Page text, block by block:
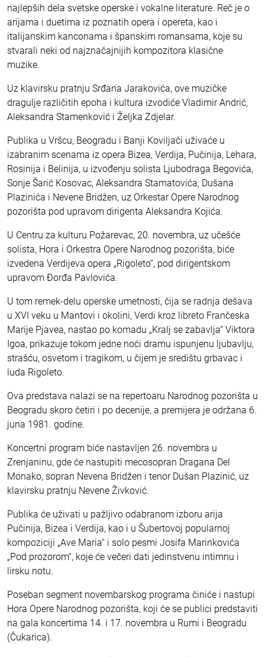
najlepših dela svetske operske i vokalne literature. Reč je o
arijama i duetima iz poznatih opera i opereta, kao i
italijanskim kanconama i španskim romansama, koje su
stvarali neki od najznačajnijih kompozitora klasične
muzike.
Uz klavirsku pratnju Srđana Jarakovića, ove muzičke
dragulje različitih epoha i kultura izvodiće Vladimir Andrić,
Aleksandra Stamenković i Željka Zdjelar.
Publika u Vršcu, Beogradu i Banji Koviljači uživaće u
izabranim scenama iz opera Bizea, Verdija, Pučinija, Lehara,
Rosinija i Belinija, u izvođenju solista Ljubodraga Begovića,
Sonje Šarić Kosovac, Aleksandra Stamatovića, Dušana
Plazinića i Nevene Bridžen, uz Orkestar Opere Narodnog
pozorišta pod upravom dirigenta Aleksandra Kojića.
U Centru za kulturu Požarevac, 20. novembra, uz učešće
solista, Hora i Orkestra Opere Narodnog pozorišta, biće
izvedena Verdijeva opera „Rigoleto“, pod dirigentskom
upravom Đorđa Pavlovića.
U tom remek-delu operske umetnosti, čija se radnja dešava
u XVI veku u Mantovi i okolini, Verdi kroz libreto Frančeska
Marije Pjavea, nastao po komadu „Kralj se zabavlja“ Viktora
Igoa, prikazuje tokom jedne noći dramu ispunjenu ljubavlju,
strašću, osvetom i tragikom, u čijem je središtu grbavac i
luda Rigoleto.
Ova predstava nalazi se na repertoaru Narodnog pozorišta u
Beogradu skoro četiri i po decenije, a premijera je održana 6.
juna 1981. godine.
Koncertni program biće nastavljen 26. novembra u
Zrenjaninu, gde će nastupiti mecosopran Dragana Del
Monako, sopran Nevena Bridžen i tenor Dušan Plazinić, uz
klavirsku pratnju Nevene Živković.
Publika će uživati u pažljivo odabranom izboru arija
Pučinija, Bizea i Verdija, kao i u Šubertovoj popularnoj
kompoziciji „Ave Maria“ i solo pesmi Josifa Marinkovića
„Pod prozorom“, koje će večeri dati jedinstvenu intimnu i
lirsku notu.
Poseban segment novembarskog programa činiće i nastupi
Hora Opere Narodnog pozorišta, koji će se publici predstaviti
na gala koncertima 14. i 17. novembra u Rumi i Beogradu
(Čukarica).